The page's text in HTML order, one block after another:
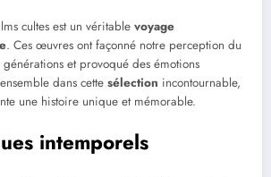
cultes est un véritable voyage
. Ces œuvres ont façonné notre perception du
et provoqué des émotions
dans cette sélection incontournable,
une histoire unique et mémorable.
intemporels